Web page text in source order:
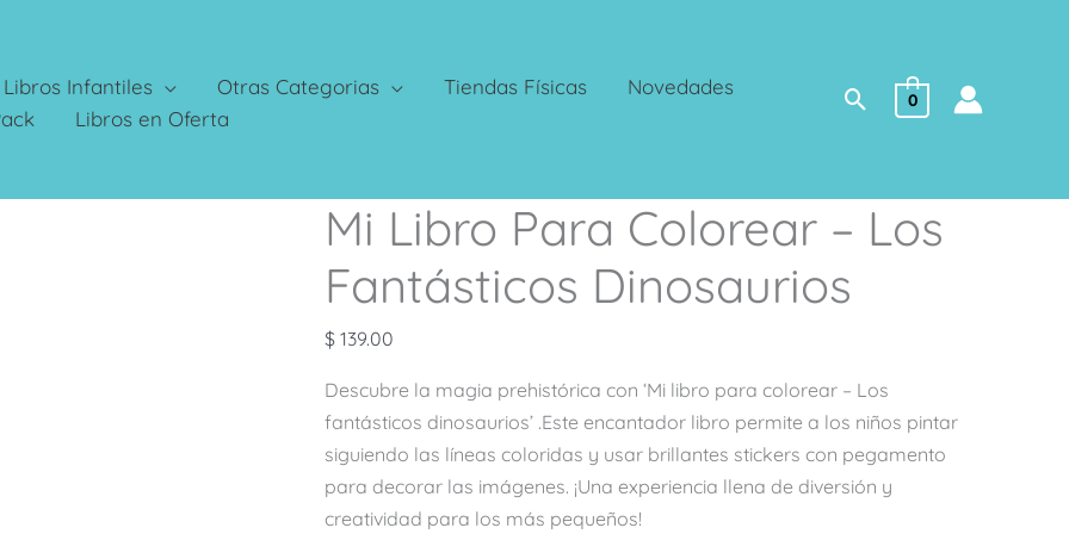
Libros Infantiles Otras Categorias Tiendas Físicas
Novedades
Libros en Oferta Buscar
0
Mi Libro Para Colorear – Los
Fantásticos Dinosaurios
$ 139.00
Descubre la magia prehistórica con ‘Mi libro para colorear – Los
fantásticos dinosaurios’ .Este encantador libro permite a los niños pintar
siguiendo las líneas coloridas y usar brillantes stickers con pegamento
para decorar las imágenes. ¡Una experiencia llena de diversión y
creatividad para los más pequeños!
Mi
Libro
Para
Colorear
-
cantidad